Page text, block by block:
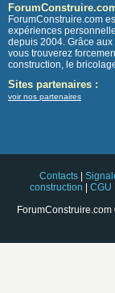
ForumConstruire.com
expériences
depuis 2004. Grâce
vous trouverez
construction, le
Sites partenaires :
voir nos partenaires
Contacts
construction
CGU